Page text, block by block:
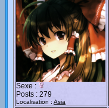
Sexe :
Posts : 279
Localisation : Asia